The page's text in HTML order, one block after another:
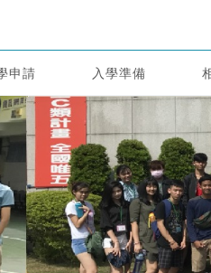
申請 入學準備